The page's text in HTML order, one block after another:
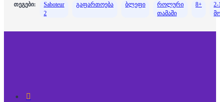
თეგები:
Saboteur
2
გაფართოება ბლეფი
როლური
თამაში
8+
2-